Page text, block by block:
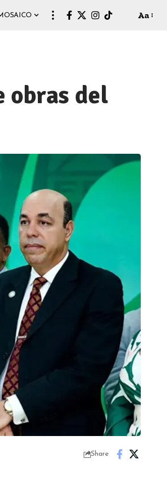
Aa
obras del
Share